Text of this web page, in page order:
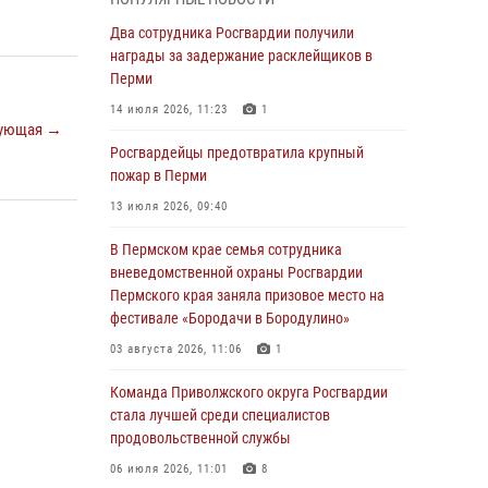
→
Росгвардеец спас тонущую женщину в
Пермском крае
30 июля 2026, 05:19
торжественном богослужении в Перми
28 июля 2026, 10:44
при задержании участников преступной
группы в Пермском крае
28 июля 2026, 06:15
Сотрудник СОБР «Стрелец» провели встречу
Росгвардией»
24 июля 2026, 08:45 2
Юные защитники порядка: росгвардейцы
Два сотрудника Росгвардии получили
награды за задержание расклейщиков в
Перми
14 июля 2026, 11:23 1
Росгвардейцы предотвратила крупный
пожар в Перми
13 июля 2026, 09:40
В Пермском крае семья сотрудника
вневедомственной охраны Росгвардии
Пермского края заняла призовое место на
фестивале «Бородачи в Бородулино»
03 августа 2026, 11:06 1
Команда Приволжского округа Росгвардии
стала лучшей среди специалистов
продовольственной службы
06 июля 2026, 11:01 8